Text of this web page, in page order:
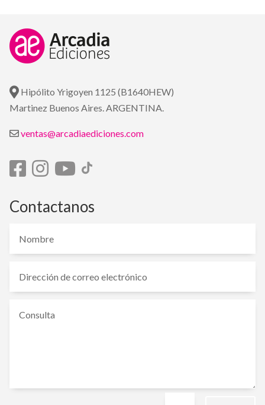
Hipólito Yrigoyen 1125 (B1640HEW)
Martinez Buenos Aires. ARGENTINA.
ventas@arcadiaediciones.com
Contactanos